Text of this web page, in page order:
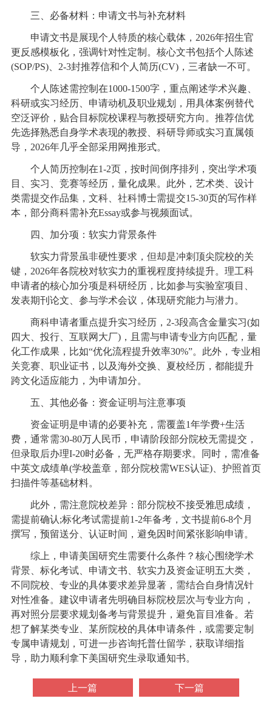
三、必备材料：申请文书与补充材料
申请文书是展现个人特质的核心载体，2026年招生官
更反感模板化，强调针对性定制。核心文书包括个人陈述
(SOP/PS)、2-3封推荐信和个人简历(CV)，三者缺一不可。
个人陈述需控制在1000-1500字，重点阐述学术兴趣、
科研或实习经历、申请动机及职业规划，用具体案例替代
空泛评价，贴合目标院校课程与教授研究方向。推荐信优
先选择熟悉自身学术表现的教授、科研导师或实习直属领
导，2026年几乎全部采用网推形式。
个人简历控制在1-2页，按时间倒序排列，突出学术项
目、实习、竞赛等经历，量化成果。此外，艺术类、设计
类需提交作品集，文科、社科博士需提交15-30页的写作样
本，部分商科需补充Essay或参与视频面试。
四、加分项：软实力背景条件
软实力背景虽非硬性要求，但却是冲刺顶尖院校的关
键，2026年各院校对软实力的重视程度持续提升。理工科
申请者的核心加分项是科研经历，比如参与实验室项目、
发表期刊论文、参与学术会议，体现研究能力与潜力。
商科申请者重点提升实习经历，2-3段高含金量实习(如
四大、投行、互联网大厂)，且需与申请专业方向匹配，量
化工作成果，比如“优化流程提升效率30%”。此外，专业相
关竞赛、职业证书，以及海外交换、夏校经历，都能提升
跨文化适应能力，为申请加分。
五、其他必备：资金证明与注意事项
资金证明是申请的必要补充，需覆盖1年学费+生活
费，通常需30-80万人民币，申请阶段部分院校无需提交，
但录取后办理I-20时必备，无严格存期要求。同时，需准备
中英文成绩单(学校盖章，部分院校需WES认证)、护照首页
扫描件等基础材料。
此外，需注意院校差异：部分院校不接受雅思成绩，
需提前确认;标化考试需提前1-2年备考，文书提前6-8个月
撰写，预留送分、认证时间，避免因时间紧张影响申请。
综上，申请美国研究生需要什么条件？核心围绕学术
背景、标化考试、申请文书、软实力及资金证明五大类，
不同院校、专业的具体要求差异显著，需结合自身情况针
对性准备。建议申请者先明确目标院校层次与专业方向，
再对照分层要求规划备考与背景提升，避免盲目准备。若
想了解某类专业、某所院校的具体申请条件，或需要定制
专属申请规划，可进一步咨询托普仕留学，获取详细指
导，助力顺利拿下美国研究生录取通知书。
上一篇 下一篇